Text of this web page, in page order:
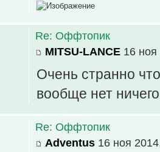
Re: Оффтопик
MITSU-LANCE 16 ноя
Очень странно
вообще нет
Re: Оффтопик
Adventus 16 ноя